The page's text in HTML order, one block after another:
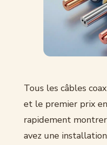
Tous les câbles
et le premier prix
rapidement
avez une